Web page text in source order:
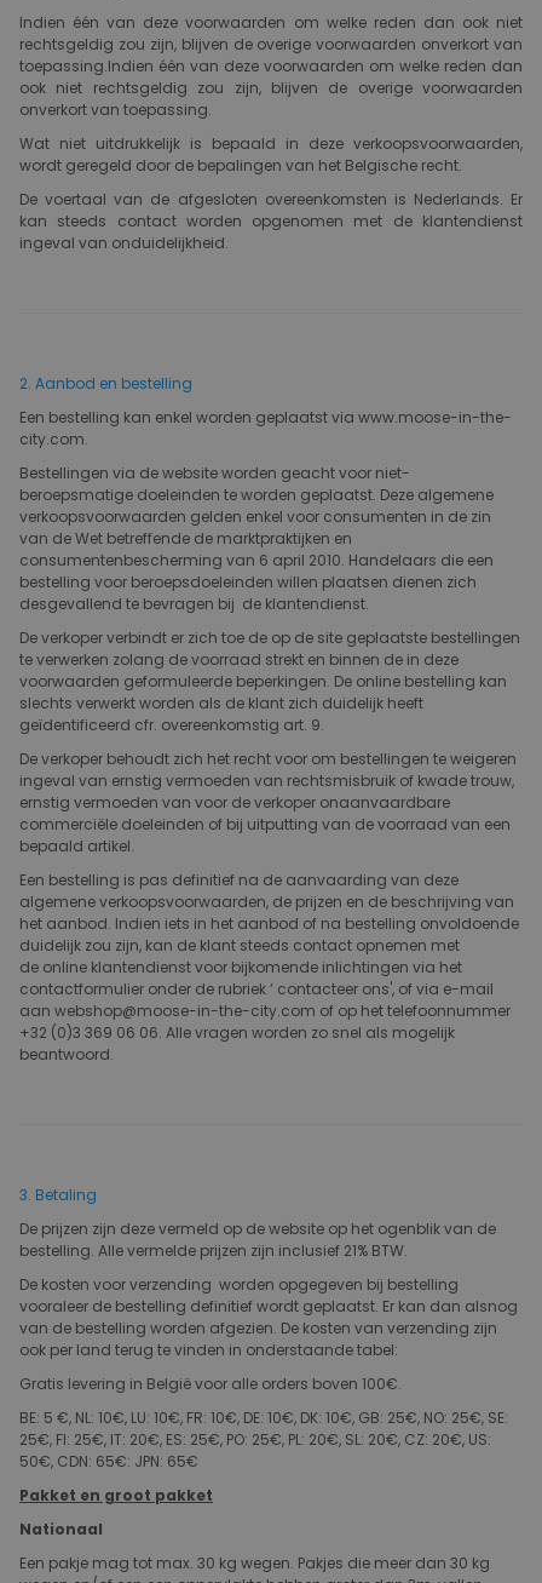
Indien één van deze voorwaarden om welke reden dan ook niet
rechtsgeldig zou zijn, blijven de overige voorwaarden onverkort van
toepassing.Indien één van deze voorwaarden om welke reden dan
ook niet rechtsgeldig zou zijn, blijven de overige voorwaarden
onverkort van toepassing.
Wat niet uitdrukkelijk is bepaald in deze verkoopsvoorwaarden,
wordt geregeld door de bepalingen van het Belgische recht.
De voertaal van de afgesloten overeenkomsten is Nederlands. Er
kan steeds contact worden opgenomen met de klantendienst
ingeval van onduidelijkheid.
2. Aanbod en bestelling
Een bestelling kan enkel worden geplaatst via www.moose-in-the-
city.com.
Bestellingen via de website worden geacht voor niet-
beroepsmatige doeleinden te worden geplaatst. Deze algemene
verkoopsvoorwaarden gelden enkel voor consumenten in de zin
van de Wet betreffende de marktpraktijken en
consumentenbescherming van 6 april 2010. Handelaars die een
bestelling voor beroepsdoeleinden willen plaatsen dienen zich
desgevallend te bevragen bij de klantendienst.
De verkoper verbindt er zich toe de op de site geplaatste bestellingen
te verwerken zolang de voorraad strekt en binnen de in deze
voorwaarden geformuleerde beperkingen. De online bestelling kan
slechts verwerkt worden als de klant zich duidelijk heeft
geïdentificeerd cfr. overeenkomstig art. 9.
De verkoper behoudt zich het recht voor om bestellingen te weigeren
ingeval van ernstig vermoeden van rechtsmisbruik of kwade trouw,
ernstig vermoeden van voor de verkoper onaanvaardbare
commerciële doeleinden of bij uitputting van de voorraad van een
bepaald artikel.
Een bestelling is pas definitief na de aanvaarding van deze
algemene verkoopsvoorwaarden, de prijzen en de beschrijving van
het aanbod. Indien iets in het aanbod of na bestelling onvoldoende
duidelijk zou zijn, kan de klant steeds contact opnemen met
de online klantendienst voor bijkomende inlichtingen via het
contactformulier onder de rubriek ‘ contacteer ons', of via e-mail
aan webshop@moose-in-the-city.com of op het telefoonnummer
+32 (0)3 369 06 06. Alle vragen worden zo snel als mogelijk
beantwoord.
3. Betaling
De prijzen zijn deze vermeld op de website op het ogenblik van de
bestelling. Alle vermelde prijzen zijn inclusief 21% BTW.
De kosten voor verzending worden opgegeven bij bestelling
vooraleer de bestelling definitief wordt geplaatst. Er kan dan alsnog
van de bestelling worden afgezien. De kosten van verzending zijn
ook per land terug te vinden in onderstaande tabel:
Gratis levering in België voor alle orders boven 100€.
BE: 5 €, NL: 10€, LU: 10€, FR: 10€, DE: 10€, DK: 10€, GB: 25€, NO: 25€, SE:
25€, FI: 25€, IT: 20€, ES: 25€, PO: 25€, PL: 20€, SL: 20€, CZ: 20€, US:
50€, CDN: 65€: JPN: 65€
Pakket en groot pakket
Nationaal​
Een pakje mag tot max. 30 kg wegen. Pakjes die meer dan 30 kg